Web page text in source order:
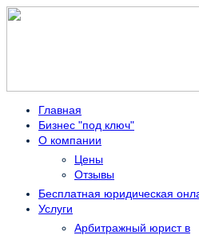
Главная
Бизнес "под ключ"
О компании
Цены
Отзывы
Бесплатная юридическая
Услуги
Арбитражный юрист в